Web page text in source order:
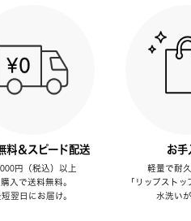
料＆スピード配送
円（税込）以上
入で送料無料。
翌日にお届け。
お手
軽量で耐
「リップスト
水洗いが